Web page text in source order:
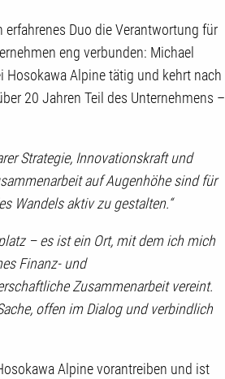
Duo die Verantwortung für
eng verbunden: Michael
Alpine tätig und kehrt nach
20 Jahren Teil des Unternehmens –
Strategie, Innovationskraft und
auf Augenhöhe sind für
Wandels aktiv zu gestalten.“
– es ist ein Ort, mit dem ich mich
Finanz- und
Zusammenarbeit vereint.
offen im Dialog und verbindlich
Alpine vorantreiben und ist